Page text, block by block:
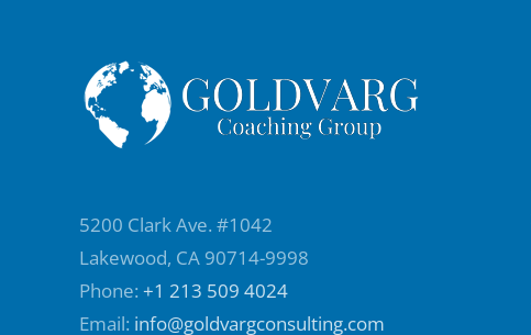
5200 Clark Ave. #1042
Lakewood, CA 90714-9998
Phone: +1 213 509 4024
Email: info@goldvargconsulting.com